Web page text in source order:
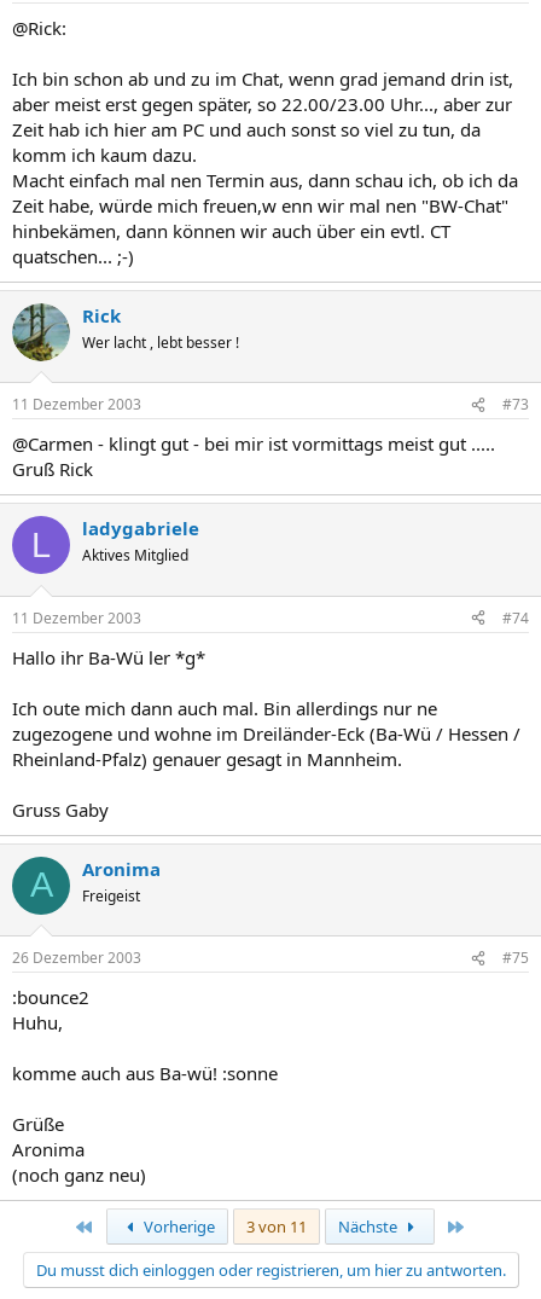
@Rick:
Ich bin schon ab und zu im Chat, wenn grad jemand drin ist,
aber meist erst gegen später, so 22.00/23.00 Uhr..., aber zur
Zeit hab ich hier am PC und auch sonst so viel zu tun, da
komm ich kaum dazu.
Macht einfach mal nen Termin aus, dann schau ich, ob ich da
Zeit habe, würde mich freuen,w enn wir mal nen "BW-Chat"
hinbekämen, dann können wir auch über ein evtl. CT
quatschen... ;-)
Rick
Wer lacht , lebt besser !
11 Dezember 2003 #73
@Carmen - klingt gut - bei mir ist vormittags meist gut .....
Gruß Rick
L ladygabriele
Aktives Mitglied
11 Dezember 2003 #74
Hallo ihr Ba-Wü ler *g*
Ich oute mich dann auch mal. Bin allerdings nur ne
zugezogene und wohne im Dreiländer-Eck (Ba-Wü / Hessen /
Rheinland-Pfalz) genauer gesagt in Mannheim.
Gruss Gaby
A Aronima
Freigeist
26 Dezember 2003 #75
:bounce2
Huhu,
komme auch aus Ba-wü! :sonne
Grüße
Aronima
(noch ganz neu)
Erste Vorherige 3 von 11 Nächste
Du musst dich einloggen oder registrieren, um hier zu antworten.